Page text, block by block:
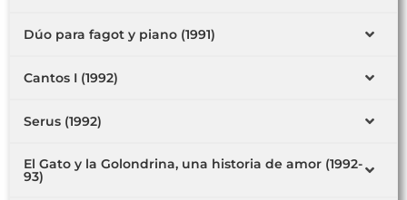
Dúo para fagot y piano (1991)
Cantos I (1992)
Serus (1992)
El Gato y la Golondrina, una historia de amor (1992-
93)